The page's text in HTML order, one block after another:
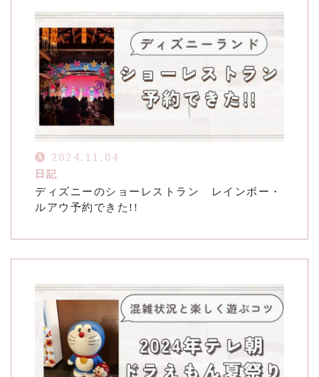
2024.11.04
日記
ディズニーのショーレストラン レインボー・
ルアウ予約できた!!